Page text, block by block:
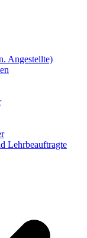
Angestellte)
Lehrbeauftragte